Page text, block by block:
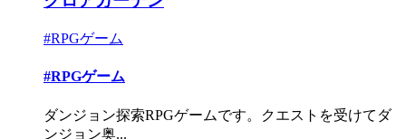
#RPGゲーム
#RPGゲーム
ダンジョン探索RPGゲームです。クエストを受けてダ
ンジョン奥...